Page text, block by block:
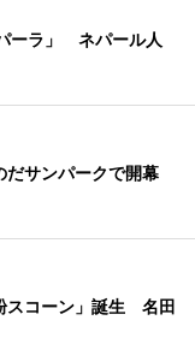
ーラ」 ネパール人
だサンパークで開幕
スコーン」誕生 名田